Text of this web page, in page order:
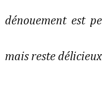
dénouement est
mais reste